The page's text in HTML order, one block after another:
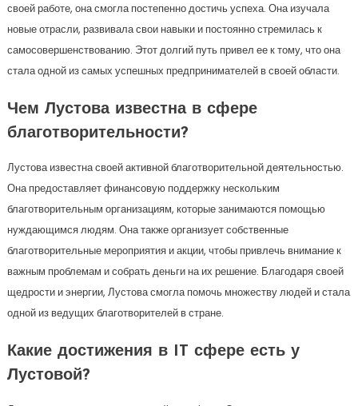
своей работе, она смогла постепенно достичь успеха. Она изучала
новые отрасли, развивала свои навыки и постоянно стремилась к
самосовершенствованию. Этот долгий путь привел ее к тому, что она
стала одной из самых успешных предпринимателей в своей области.
Чем Лустова известна в сфере
благотворительности?
Лустова известна своей активной благотворительной деятельностью.
Она предоставляет финансовую поддержку нескольким
благотворительным организациям, которые занимаются помощью
нуждающимся людям. Она также организует собственные
благотворительные мероприятия и акции, чтобы привлечь внимание к
важным проблемам и собрать деньги на их решение. Благодаря своей
щедрости и энергии, Лустова смогла помочь множеству людей и стала
одной из ведущих благотворителей в стране.
Какие достижения в IT сфере есть у
Лустовой?